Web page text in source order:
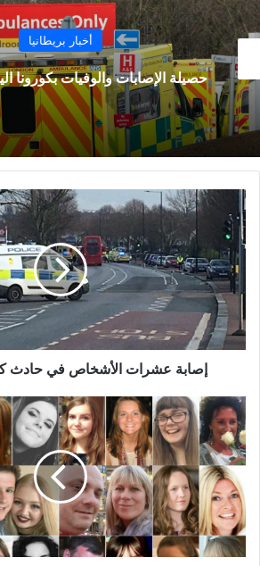
أخبار
شخص من كل ثمانية أشخاص
في
إصابة
عشرات
الأشخاص
في
حادث
كبير
جنوب
لندن
إصابة عشرات الأشخاص في حادث
اعتراف
شقيق
مفجر
مانشستر
"هاشم
عبيدي"
بالتورط
في
العملية